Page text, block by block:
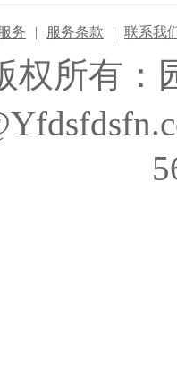
务 | 服务条款 | 联系我
权所有：